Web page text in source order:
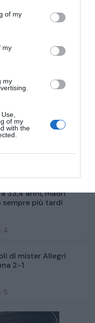
of my
my
my
of my
with the
Musetti e Darderi,
33,4 anni, madri
più tardi
4
di mister Allegri
2-1
5